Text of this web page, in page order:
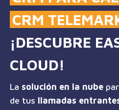
CRM
¡DESCUBRE
CLOUD!
La solución en la nube
de tus llamadas